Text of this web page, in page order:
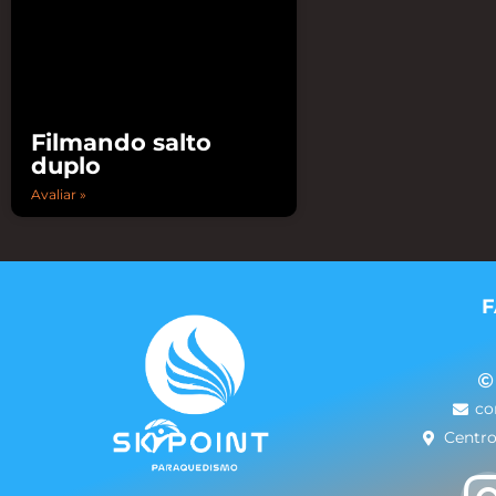
Filmando salto
duplo
Avaliar »